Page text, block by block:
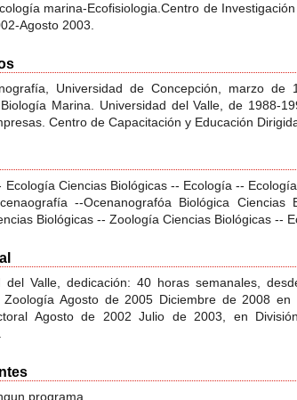
marina-Ecofisiologia.Centro de
Agosto 2003.
Universidad de Concepción, marzo de
Marina. Universidad del Valle, de 1988-
Centro de Capacitación y Educación
Ecología Ciencias Biológicas -- Ecología --
--Ocenanografóa Biológica Ciencias
Biológicas -- Zoología Ciencias Biológicas --
del Valle, dedicación: 40 horas semanales,
Agosto de 2005 Diciembre de 2008 en
Agosto de 2002 Julio de 2003, en
programa